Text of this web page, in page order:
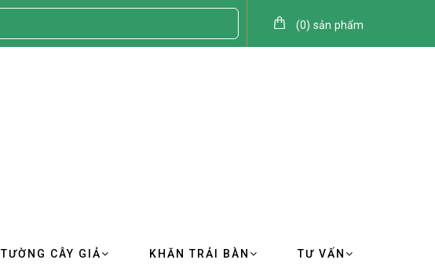
(0) sản phẩm
TƯỜNG CÂY GIẢ KHĂN TRẢI BÀN TƯ VẤN